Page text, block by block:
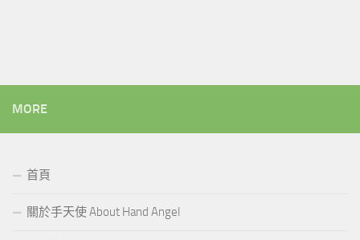
MORE
首頁
關於手天使 About Hand Angel